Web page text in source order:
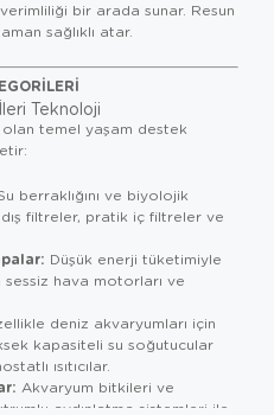
bir arada sunar. Resun
sağlıklı atar.
Teknoloji
olan temel yaşam destek
berraklığını ve biyolojik
filtreler, pratik iç filtreler ve
Düşük enerji tüketimiyle
hava motorları ve
deniz akvaryumları için
kapasiteli su soğutucular
ısıtıcılar.
Akvaryum bitkileri ve
aydınlatma sistemleri ile